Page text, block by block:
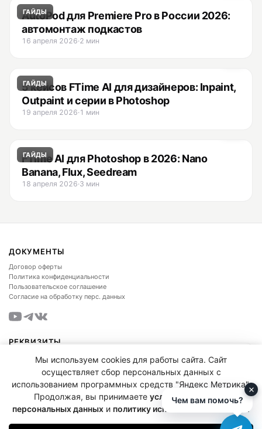
Telegram-канал FTime Store
Промокоды и скидки
Подписаться в Telegram
ГАЙДЫ
AutoPod для Premiere Pro в России 2026:
автомонтаж подкастов
16 апреля 2026·2 мин
ГАЙДЫ
5 кейсов FTime AI для дизайнеров: Inpaint,
Outpaint и серии в Photoshop
19 апреля 2026· 1 мин
ГАЙДЫ
FTime AI для Photoshop в 2026: Nano
Banana, Flux, Seedream
18 апреля 2026·3 мин
ДОКУМЕНТЫ
Договор оферты
Политика конфиденциальности
Пользовательское соглашение
Согласие на обработку перс. данных
РЕКВИЗИТЫ
ИП КАТУНИН ДМИТРИЙ НИКОЛАЕВИЧ
324220200098298
agency@ftime.org
График работы: 10:00–20:00 МСК, ежедневно
Мы используем cookies для работы сайта. Сайт
осуществляет сбор персональных данных с
использованием программных средств "Яндекс Метрика".
Продолжая, вы принимаете условия обработки
персональных данных и политику использования cookies
Чем вам помочь?